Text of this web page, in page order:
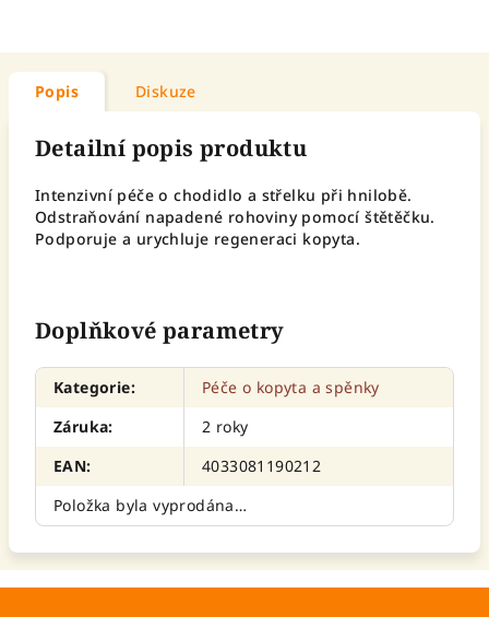
Popis Diskuze
Detailní popis produktu
Intenzivní péče o chodidlo a střelku při hnilobě.
Odstraňování napadené rohoviny pomocí štětěčku.
Podporuje a urychluje regeneraci kopyta.
Doplňkové parametry
Kategorie:
Péče o kopyta a spěnky
Záruka:
2 roky
EAN:
4033081190212
Položka byla vyprodána…